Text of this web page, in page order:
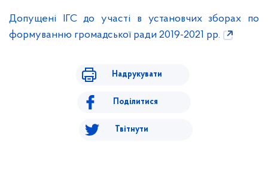
Допущені ІГС до участі в установчих зборах по
формуванню громадської ради 2019-2021 рр.
Надрукувати
Поділитися
Твітнути